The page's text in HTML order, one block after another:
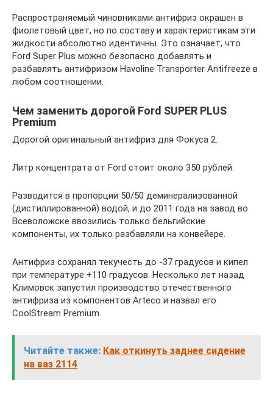
Распространяемый чиновниками антифриз окрашен в
фиолетовый цвет, но по составу и характеристикам эти
жидкости абсолютно идентичны. Это означает, что
Ford Super Plus можно безопасно добавлять и
разбавлять антифризом Havoline Transporter Antifreeze в
любом соотношении.
Чем заменить дорогой Ford SUPER PLUS
Premium
Дорогой оригинальный антифриз для Фокуса 2.
Литр концентрата от Ford стоит около 350 рублей.
Разводится в пропорции 50/50 деминерализованной
(дистиллированной) водой, и до 2011 года на завод во
Всеволожске ввозились только бельгийские
компоненты, их только разбавляли на конвейере.
Антифриз сохранял текучесть до -37 градусов и кипел
при температуре +110 градусов. Несколько лет назад
Климовск запустил производство отечественного
антифриза из компонентов Arteco и назвал его
CoolStream Premium.
Читайте также: Как откинуть заднее сидение
на ваз 2114